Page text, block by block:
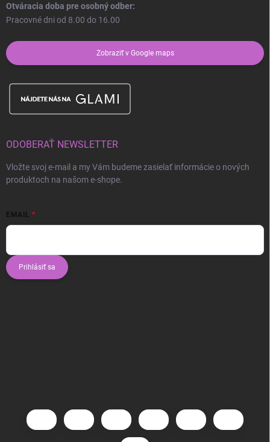
Otváracia doba pre osobný odber:
Pracovné dni od 8.00 do 16.00
Zobraziť v Google maps
ODOBERAŤ NEWSLETTER
Vložte svoj e-mail a my Vám budeme zasielať informácie o nových
produktoch na našom e-shope.
EMAIL
Prihlásiť sa